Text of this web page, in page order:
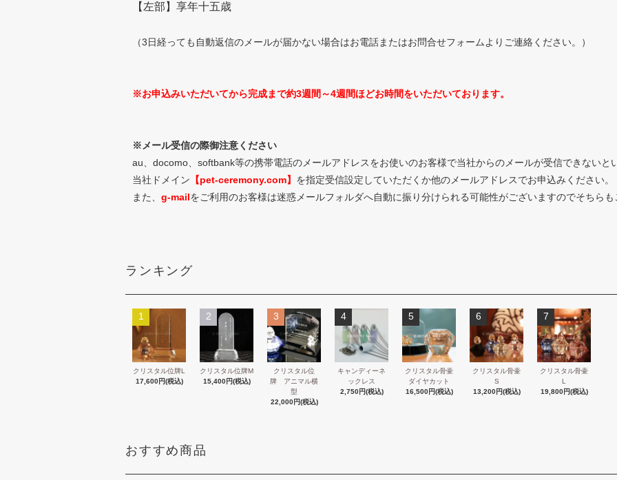
【左部】享年十五歳
（3日経っても自動返信のメールが届かない場合はお電話またはお問合せフォームよりご連絡ください。）
※お申込みいただいてから完成まで約3週間～4週間ほどお時間をいただいております。
※メール受信の際御注意ください
au、docomo、softbank等の携帯電話のメールアドレスをお使いのお客様で当社からのメールが受信できないと
当社ドメイン 【pet-ceremony.com】 を指定受信設定していただくか他のメールアドレスでお申込みください。
また、 g-mailをご利用のお客様は迷惑メールフォルダへ自動に振り分けられる可能性がございますのでそちらも
ランキング
1
クリスタル位牌L
17,600円(税込)
2
クリスタル位牌M
15,400円(税込)
3
クリスタル位
牌 アニマル横
型
22,000円(税込)
4
キャンディーネ
ックレス
2,750円(税込)
5
クリスタル骨壷
ダイヤカット
16,500円(税込)
6
クリスタル骨壷
S
13,200円(税込)
7
クリスタル骨壷
L
19,800円(税込)
おすすめ商品